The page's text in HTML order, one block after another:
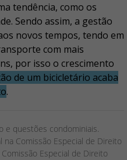
tendência, como os
Sendo assim, a gestão
novos tempos, tendo em
com mais
por isso o crescimento
de um bicicletário acaba
.
e questões condominiais.
Comissão Especial de Direito
Especial de Direito